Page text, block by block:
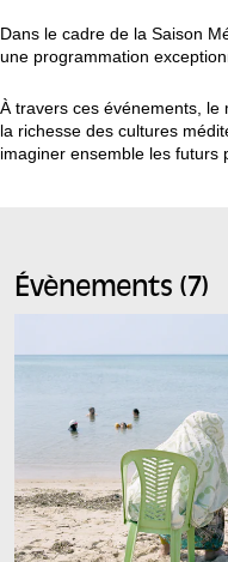
Dans le cadre de la Saison
une programmation
À travers ces événements, le
la richesse des cultures
imaginer ensemble les futurs
Évènements (7)